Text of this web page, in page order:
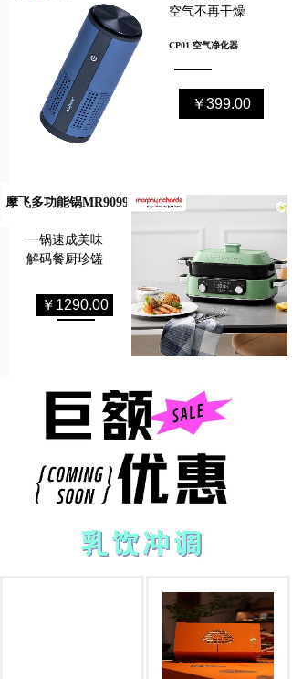
空气不再干燥
￥399.00
CP01 空气净化器
一锅速成美味
解码餐厨珍馐
摩飞多功能锅MR9099
￥1290.00